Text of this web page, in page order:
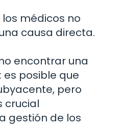
los médicos no
causa directa.
encontrar una
posible que
pero
crucial
gestión de los